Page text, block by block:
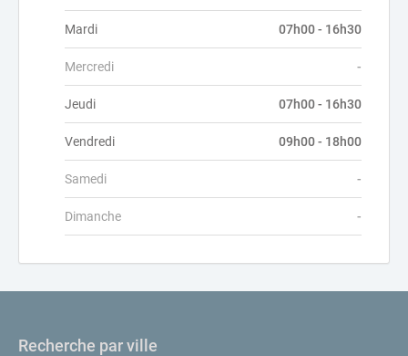
Mardi 07h00 - 16h30
Mercredi -
Jeudi 07h00 - 16h30
Vendredi 09h00 - 18h00
Samedi -
Dimanche -
Recherche par ville